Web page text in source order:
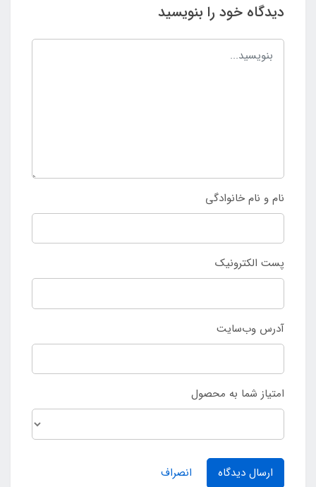
دیدگاه خود را بنویسید
نام و نام خانوادگی
پست الکترونیک
آدرس وب‌سایت
امتیاز شما به محصول
ارسال دیدگاه انصراف